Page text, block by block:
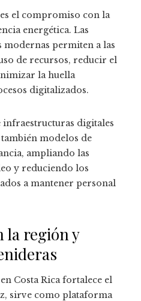
el compromiso con la
energética. Las
modernas permiten a las
de recursos, reducir el
la huella
digitalizados.
infraestructuras digitales
modelos de
ampliando las
y reduciendo los
a mantener personal
la región y
Costa Rica fortalece el
sirve como plataforma